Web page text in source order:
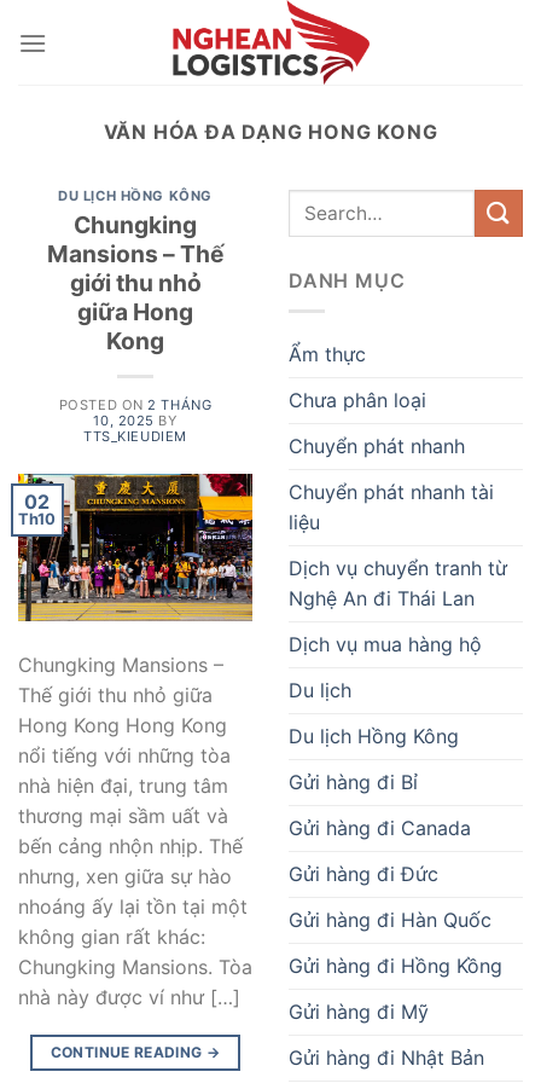
VĂN HÓA ĐA DẠNG HONG KONG
DU LỊCH HỒNG KÔNG
Chungking
Mansions – Thế
giới thu nhỏ
giữa Hong
Kong
POSTED ON 2 THÁNG
10, 2025 BY
TTS_KIEUDIEM
02
Th10
Chungking Mansions –
Thế giới thu nhỏ giữa
Hong Kong Hong Kong
nổi tiếng với những tòa
nhà hiện đại, trung tâm
thương mại sầm uất và
bến cảng nhộn nhịp. Thế
nhưng, xen giữa sự hào
nhoáng ấy lại tồn tại một
không gian rất khác:
Chungking Mansions. Tòa
nhà này được ví như […]
CONTINUE READING →
DANH MỤC
Ẩm thực
Chưa phân loại
Chuyển phát nhanh
Chuyển phát nhanh tài
liệu
Dịch vụ chuyển tranh từ
Nghệ An đi Thái Lan
Dịch vụ mua hàng hộ
Du lịch
Du lịch Hồng Kông
Gửi hàng đi Bỉ
Gửi hàng đi Canada
Gửi hàng đi Đức
Gửi hàng đi Hàn Quốc
Gửi hàng đi Hồng Kồng
Gửi hàng đi Mỹ
Gửi hàng đi Nhật Bản